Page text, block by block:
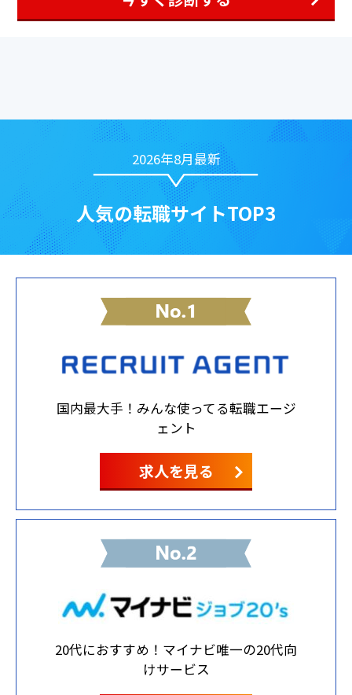
2026年8月最新
人気の転職サイトTOP3
国内最大手！みんな使ってる転職エージ
ェント
求人を見る
20代におすすめ！マイナビ唯一の20代向
けサービス